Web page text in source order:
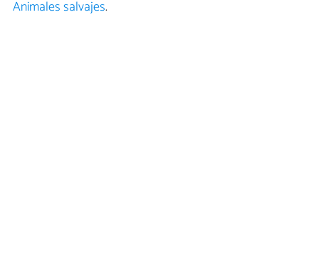
Animales salvajes.